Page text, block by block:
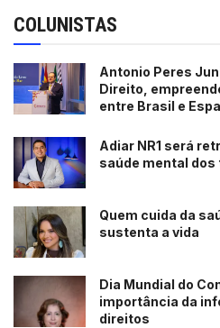
COLUNISTAS
Antonio Peres
Direito,
entre Brasil e
Adiar NR1 será
saúde mental
Quem cuida da
sustenta a vida
Dia Mundial do
importância da
direitos